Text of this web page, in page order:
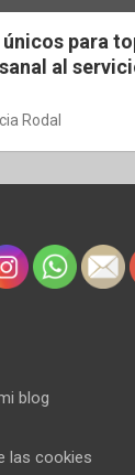
para
al
Rodal
blog
las cookies